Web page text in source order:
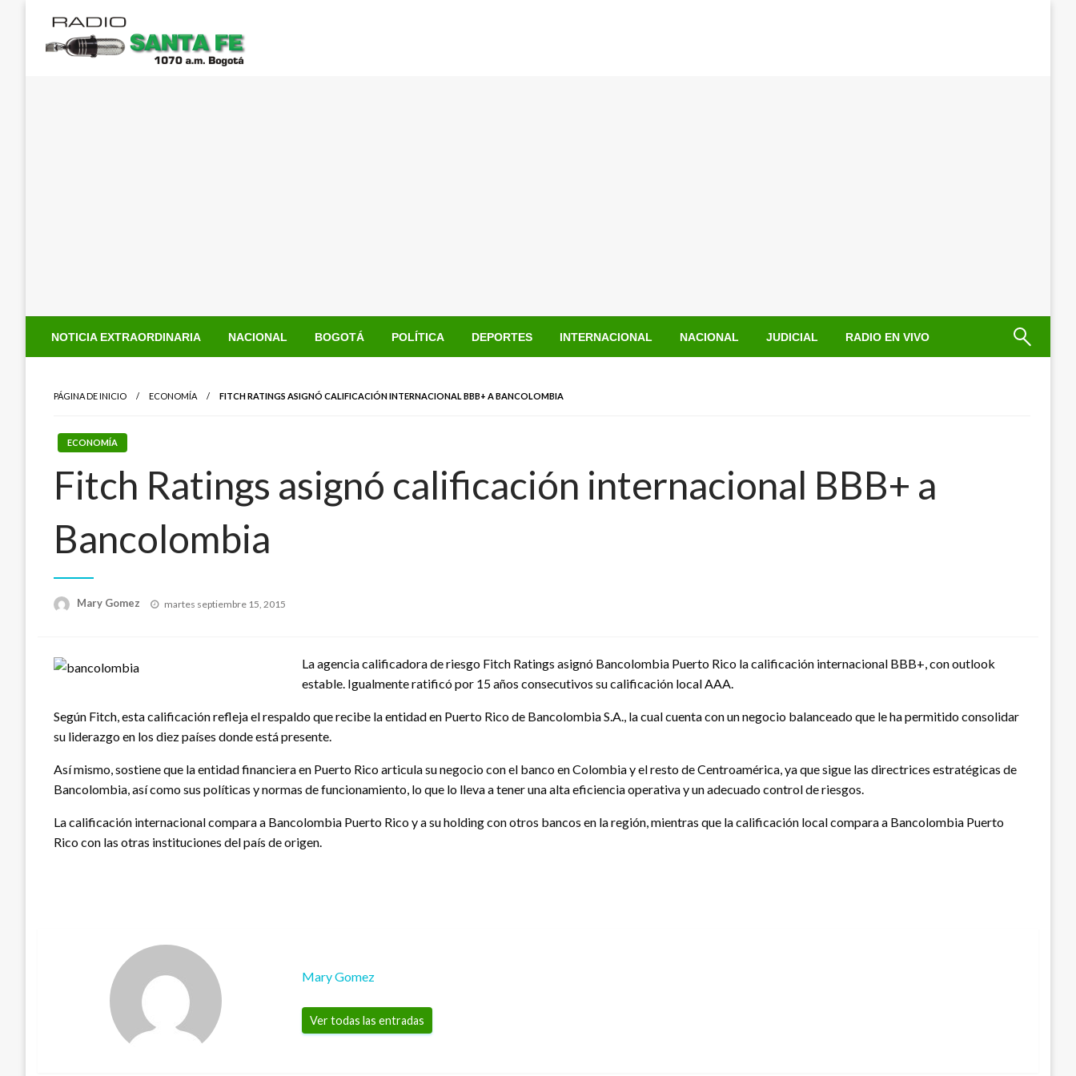
contenido
NOTICIA EXTRAORDINARIA NACIONAL BOGOTÁ POLÍTICA DEPORTES INTERNACIONAL NACIONAL JUDICIAL RADIO EN VIVO
PÁGINA DE INICIO ECONOMÍA FITCH RATINGS ASIGNÓ CALIFICACIÓN INTERNACIONAL BBB+ A BANCOLOMBIA
ECONOMÍA
Fitch Ratings asignó calificación internacional BBB+ a
Bancolombia
Mary Gomez
Publicado
martes septiembre 15, 2015
La agencia calificadora de riesgo Fitch Ratings asignó Bancolombia Puerto Rico la calificación internacional BBB+, con outlook
estable. Igualmente ratificó por 15 años consecutivos su calificación local AAA.
Según Fitch, esta calificación refleja el respaldo que recibe la entidad en Puerto Rico de Bancolombia S.A., la cual cuenta con un negocio balanceado que le ha permitido consolidar
su liderazgo en los diez países donde está presente.
Así mismo, sostiene que la entidad financiera en Puerto Rico articula su negocio con el banco en Colombia y el resto de Centroamérica, ya que sigue las directrices estratégicas de
Bancolombia, así como sus políticas y normas de funcionamiento, lo que lo lleva a tener una alta eficiencia operativa y un adecuado control de riesgos.
La calificación internacional compara a Bancolombia Puerto Rico y a su holding con otros bancos en la región, mientras que la calificación local compara a Bancolombia Puerto
Rico con las otras instituciones del país de origen.
Mary Gomez
Ver todas las entradas